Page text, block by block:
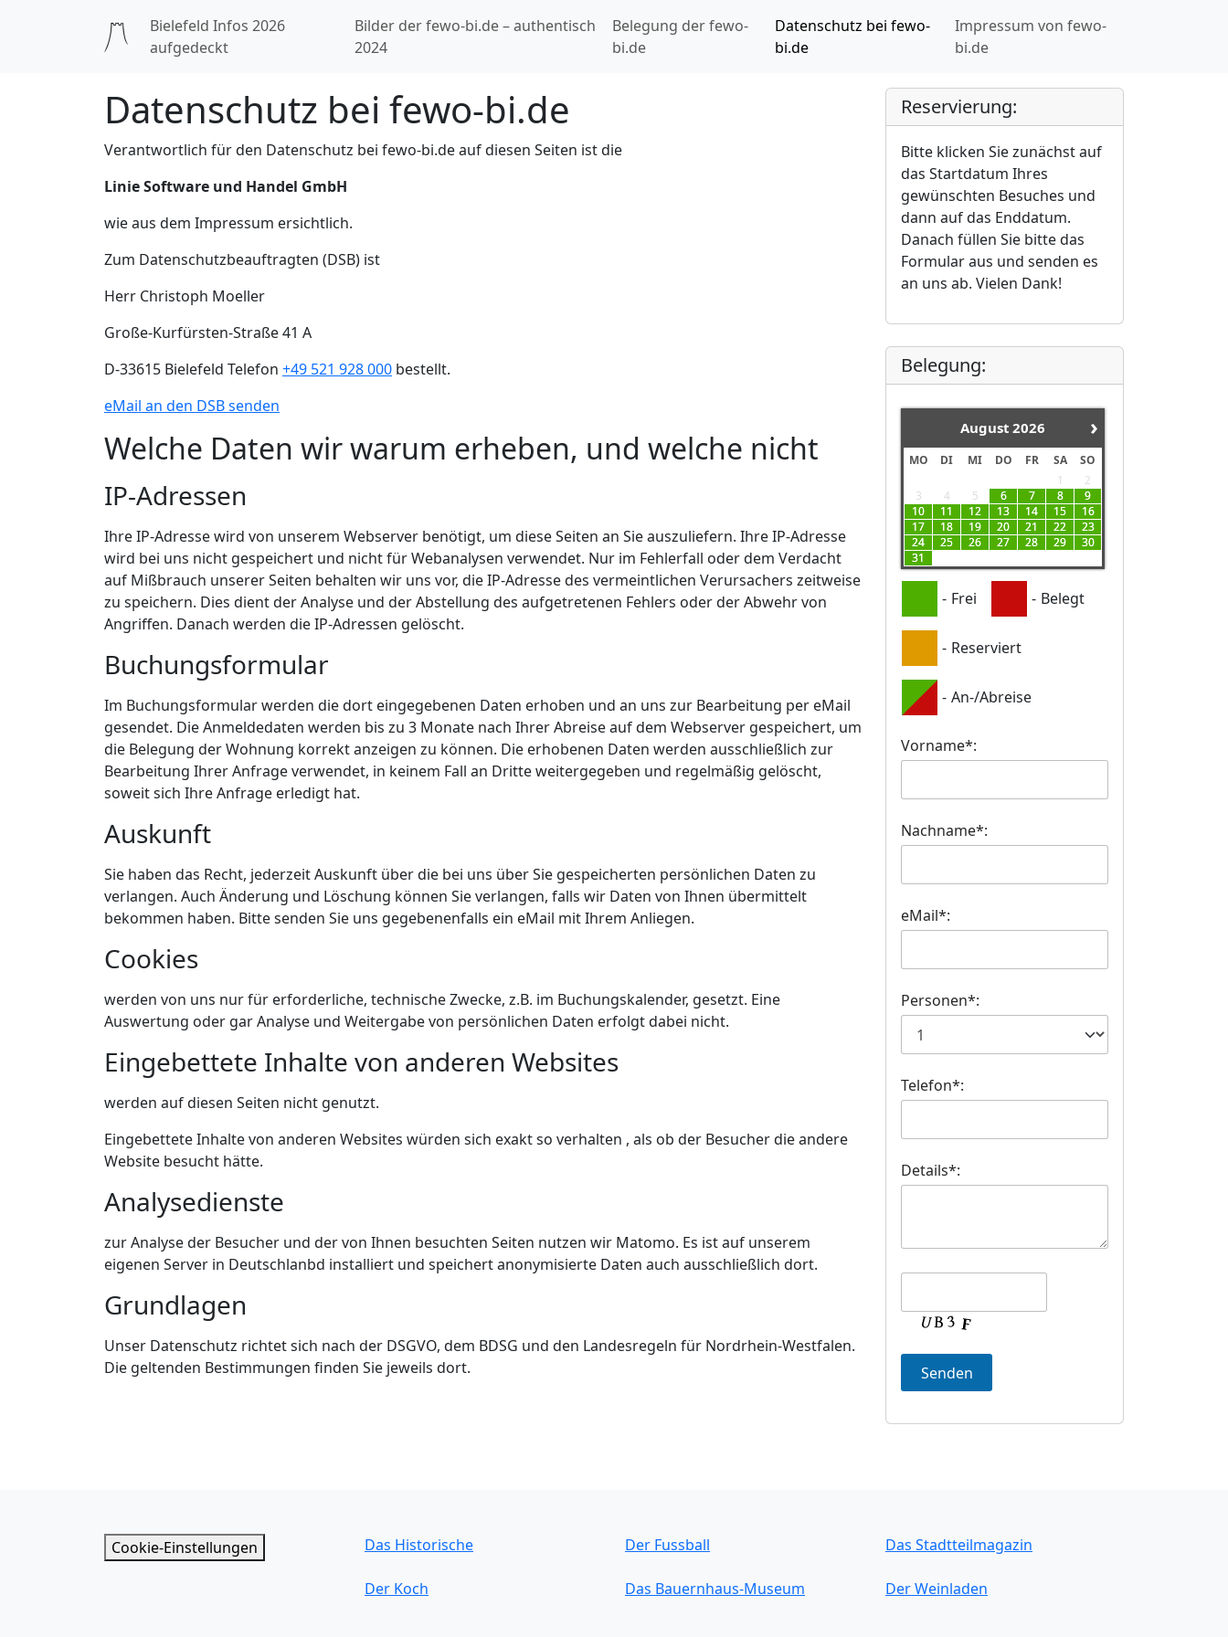
Bielefeld Infos 2026
aufgedeckt
Bilder der fewo-bi.de – authentisch
2024
Belegung der fewo-
bi.de
Datenschutz bei fewo-
bi.de
Impressum von fewo-
bi.de
Datenschutz bei fewo-bi.de
Verantwortlich für den Datenschutz bei fewo-bi.de auf diesen Seiten ist die
Linie Software und Handel GmbH
wie aus dem Impressum ersichtlich.
Zum Datenschutzbeauftragten (DSB) ist
Herr Christoph Moeller
Große-Kurfürsten-Straße 41 A
D-33615 Bielefeld Telefon +49 521 928 000 bestellt.
eMail an den DSB senden
Welche Daten wir warum erheben, und welche nicht
IP-Adressen
Ihre IP-Adresse wird von unserem Webserver benötigt, um diese Seiten an Sie auszuliefern. Ihre IP-Adresse
wird bei uns nicht gespeichert und nicht für Webanalysen verwendet. Nur im Fehlerfall oder dem Verdacht
auf Mißbrauch unserer Seiten behalten wir uns vor, die IP-Adresse des vermeintlichen Verursachers zeitweise
zu speichern. Dies dient der Analyse und der Abstellung des aufgetretenen Fehlers oder der Abwehr von
Angriffen. Danach werden die IP-Adressen gelöscht.
Buchungsformular
Im Buchungsformular werden die dort eingegebenen Daten erhoben und an uns zur Bearbeitung per eMail
gesendet. Die Anmeldedaten werden bis zu 3 Monate nach Ihrer Abreise auf dem Webserver gespeichert, um
die Belegung der Wohnung korrekt anzeigen zu können. Die erhobenen Daten werden ausschließlich zur
Bearbeitung Ihrer Anfrage verwendet, in keinem Fall an Dritte weitergegeben und regelmäßig gelöscht,
soweit sich Ihre Anfrage erledigt hat.
Auskunft
Sie haben das Recht, jederzeit Auskunft über die bei uns über Sie gespeicherten persönlichen Daten zu
verlangen. Auch Änderung und Löschung können Sie verlangen, falls wir Daten von Ihnen übermittelt
bekommen haben. Bitte senden Sie uns gegebenenfalls ein eMail mit Ihrem Anliegen.
Cookies
werden von uns nur für erforderliche, technische Zwecke, z.B. im Buchungskalender, gesetzt. Eine
Auswertung oder gar Analyse und Weitergabe von persönlichen Daten erfolgt dabei nicht.
Eingebettete Inhalte von anderen Websites
werden auf diesen Seiten nicht genutzt.
Eingebettete Inhalte von anderen Websites würden sich exakt so verhalten , als ob der Besucher die andere
Website besucht hätte.
Analysedienste
zur Analyse der Besucher und der von Ihnen besuchten Seiten nutzen wir Matomo. Es ist auf unserem
eigenen Server in Deutschlanbd installiert und speichert anonymisierte Daten auch ausschließlich dort.
Grundlagen
Unser Datenschutz richtet sich nach der DSGVO, dem BDSG und den Landesregeln für Nordrhein-Westfalen.
Die geltenden Bestimmungen finden Sie jeweils dort.
Reservierung:
Bitte klicken Sie zunächst auf
das Startdatum Ihres
gewünschten Besuches und
dann auf das Enddatum.
Danach füllen Sie bitte das
Formular aus und senden es
an uns ab. Vielen Dank!
Belegung:
›
August 2026
MO DI MI DO FR SA
SO
1
2
3
4 5 6 7 8
9
10
11 12 13 14 15
16
17
18 19 20 21 22
23
24
25 26 27 28 29
30
31
- Frei - Belegt
- Reserviert
- An-/Abreise
Vorname*:
Nachname*:
eMail*:
Personen*:
Telefon*:
Details*:
Cookie-Einstellungen Das Historische
Der Koch
Der Fussball
Das Bauernhaus-Museum
Das Stadtteilmagazin
Der Weinladen